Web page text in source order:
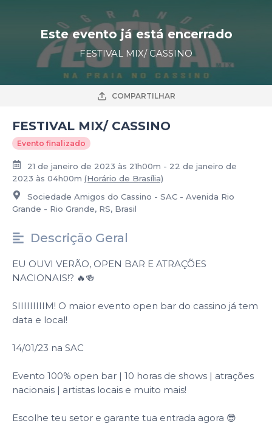
Este evento já está encerrado
FESTIVAL MIX/ CASSINO
COMPARTILHAR
FESTIVAL MIX/ CASSINO
Evento finalizado
21 de janeiro de 2023 às 21h00m - 22 de janeiro de
2023 às 04h00m (Horário de Brasília)
Sociedade Amigos do Cassino - SAC - Avenida Rio
Grande - Rio Grande, RS, Brasil
Descrição Geral
EU OUVI VERÃO, OPEN BAR E ATRAÇÕES
NACIONAIS!? 🔥🍻
SIIIIIIIIIM! O maior evento open bar do cassino já tem
data e local!
14/01/23 na SAC
Evento 100% open bar | 10 horas de shows | atrações
nacionais | artistas locais e muito mais!
Escolhe teu setor e garante tua entrada agora 😎